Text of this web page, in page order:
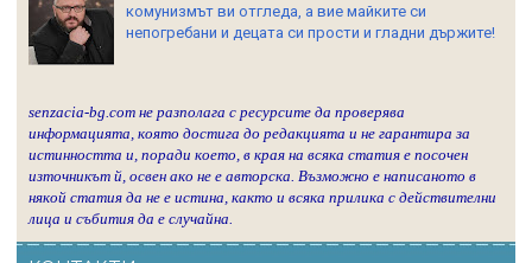
комунизмът ви отгледа, а вие майките си
непогребани и децата си прости и гладни държите!
senzacia-bg.com не разполага с ресурсите да проверява
информацията, която достига до редакцията и не гарантира за
истинността и, поради което, в края на всяка статия е посочен
източникът й, освен ако не е авторска. Възможно е написаното в
някой статия да не е истина, както и всяка прилика с действителни
лица и събития да е случайна.